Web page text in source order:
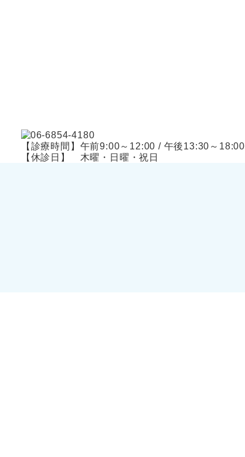
【診療時間】午前9:00～12:00 / 午後13:30～18:00
【休診日】 木曜・日曜・祝日